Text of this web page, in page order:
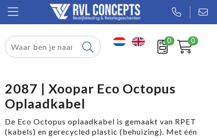
0 0
Relatiegeschenken
Tassen
Sport
2087 | Xoopar Eco Octopus
Oplaadkabel
De Eco Octopus oplaadkabel is gemaakt van RPET
(kabels) en gerecycled plastic (behuizing). Met één